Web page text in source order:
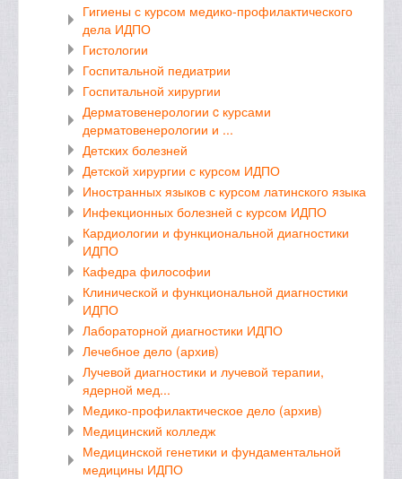
Гигиены с курсом медико-профилактического
дела ИДПО
Гистологии
Госпитальной педиатрии
Госпитальной хирургии
Дерматовенерологии c курсами
дерматовенерологии и ...
Детских болезней
Детской хирургии с курсом ИДПО
Иностранных языков с курсом латинского языка
Инфекционных болезней с курсом ИДПО
Кардиологии и функциональной диагностики
ИДПО
Кафедра философии
Клинической и функциональной диагностики
ИДПО
Лабораторной диагностики ИДПО
Лечебное дело (архив)
Лучевой диагностики и лучевой терапии,
ядерной мед...
Медико-профилактическое дело (архив)
Медицинский колледж
Медицинской генетики и фундаментальной
медицины ИДПО